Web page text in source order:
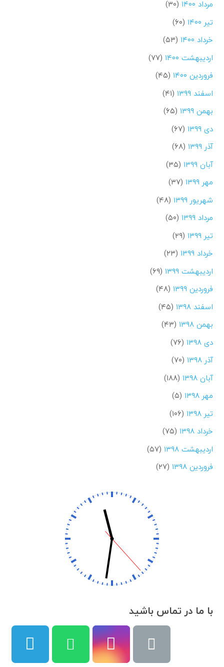
مرداد ۱۴۰۰
(۳۰)
تیر ۱۴۰۰
(۶۰)
خرداد ۱۴۰۰
(۵۳)
اردیبهشت ۱۴۰۰
(۷۷)
فروردین ۱۴۰۰
(۴۵)
اسفند ۱۳۹۹
(۴۱)
بهمن ۱۳۹۹
(۶۵)
دی ۱۳۹۹
(۶۷)
آذر ۱۳۹۹
(۶۸)
آبان ۱۳۹۹
(۳۵)
مهر ۱۳۹۹
(۳۷)
شهریور ۱۳۹۹
(۴۸)
مرداد ۱۳۹۹
(۵۰)
تیر ۱۳۹۹
(۲۹)
خرداد ۱۳۹۹
(۲۳)
اردیبهشت ۱۳۹۹
(۶۹)
فروردین ۱۳۹۹
(۴۸)
اسفند ۱۳۹۸
(۴۵)
بهمن ۱۳۹۸
(۴۳)
دی ۱۳۹۸
(۷۶)
آذر ۱۳۹۸
(۷۰)
آبان ۱۳۹۸
(۱۸۸)
مهر ۱۳۹۸
(۵)
تیر ۱۳۹۸
(۱۰۶)
خرداد ۱۳۹۸
(۷۵)
اردیبهشت ۱۳۹۸
(۵۷)
فروردین ۱۳۹۸
(۲۷)
با ما در تماس باشید